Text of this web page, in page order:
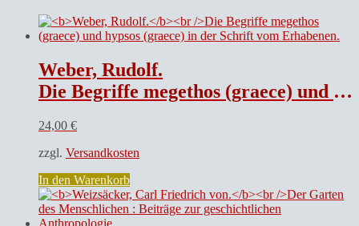
Weber, Rudolf.
Die Begriffe megethos (graece) und hypsos (graece) in der Schrift vom Erhabenen.
24,00 €
zzgl. Versandkosten
In den Warenkorb